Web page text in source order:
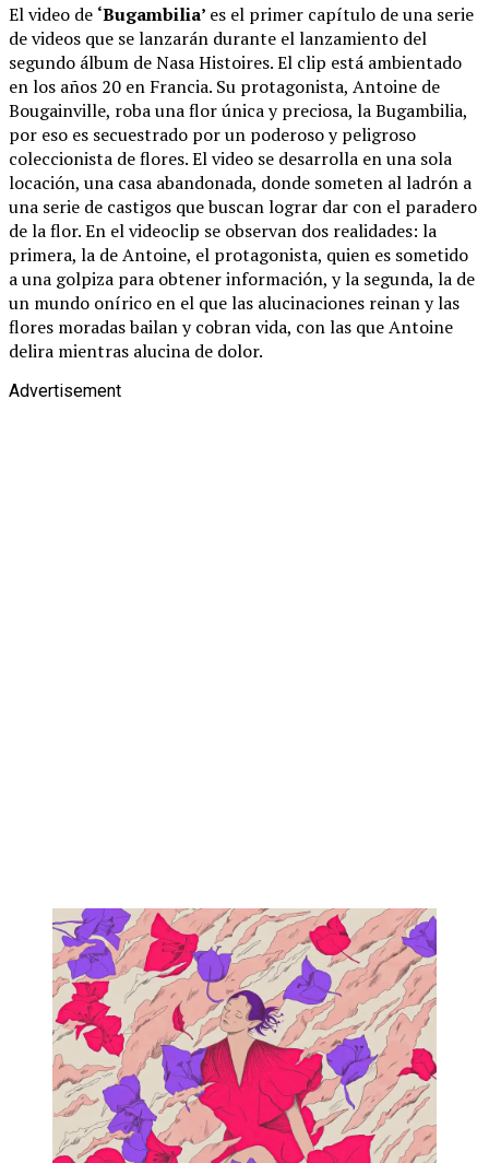
El video de ‘Bugambilia’ es el primer capítulo de una serie
de videos que se lanzarán durante el lanzamiento del
segundo álbum de Nasa Histoires. El clip está ambientado
en los años 20 en Francia. Su protagonista, Antoine de
Bougainville, roba una flor única y preciosa, la Bugambilia,
por eso es secuestrado por un poderoso y peligroso
coleccionista de flores. El video se desarrolla en una sola
locación, una casa abandonada, donde someten al ladrón a
una serie de castigos que buscan lograr dar con el paradero
de la flor. En el videoclip se observan dos realidades: la
primera, la de Antoine, el protagonista, quien es sometido
a una golpiza para obtener información, y la segunda, la de
un mundo onírico en el que las alucinaciones reinan y las
flores moradas bailan y cobran vida, con las que Antoine
delira mientras alucina de dolor.
Advertisement